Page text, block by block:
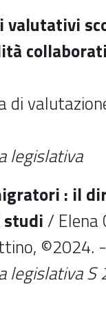
valutativi
di
legislativa
: il
studi / Elena
©2024.
legislativa S